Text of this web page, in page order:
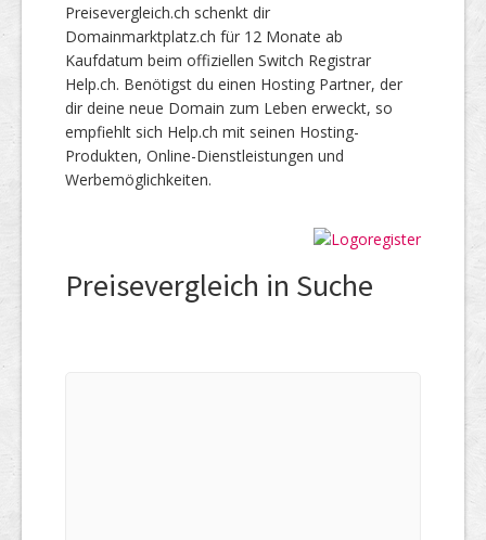
Preisevergleich.ch schenkt dir
Domainmarktplatz.ch für 12 Monate ab
Kaufdatum beim offiziellen Switch Registrar
Help.ch. Benötigst du einen Hosting Partner, der
dir deine neue Domain zum Leben erweckt, so
empfiehlt sich Help.ch mit seinen Hosting-
Produkten, Online-Dienstleistungen und
Werbemöglichkeiten.
Preisevergleich in Suche